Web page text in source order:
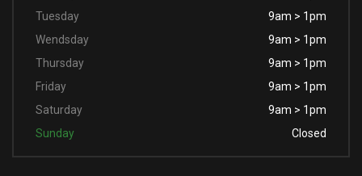
Tuesday
9am > 1pm
Wendsday
9am > 1pm
Thursday
9am > 1pm
Friday
9am > 1pm
Saturday
9am > 1pm
Sunday
Closed